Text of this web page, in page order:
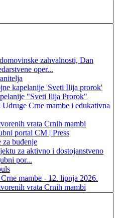
zahvalnosti, Dan
oper...
kapelanije 'Sveti Ilija prorok'
Crne mambe i edukativna
portal CM | Press
za aktivno i dostojanstveno
por...
mambe - 12. lipnja 2026.